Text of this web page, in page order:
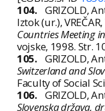
104. GRIZOLD,
Iztok (ur.),
Countries Meeting
vojske, 1998. Str.
105. GRIZOLD,
Switzerland and
Faculty of Social
106. GRIZOLD,
Slovenska država,